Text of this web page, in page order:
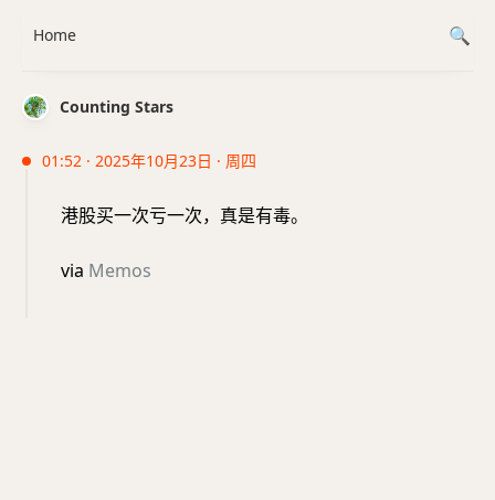
Counting Stars
01:52 · 2025年10月23日 · 周四
港股买一次亏一次，真是有毒。
via Memos
Home